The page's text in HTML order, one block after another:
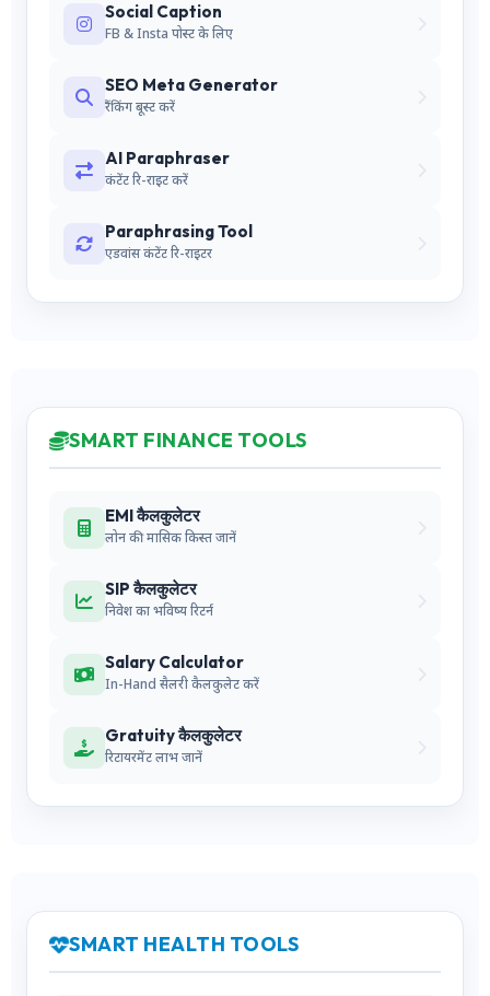
Social Caption
FB & Insta पोस्ट के लिए
SEO Meta Generator
रैंकिंग बूस्ट करें
AI Paraphraser
कंटेंट रि-राइट करें
Paraphrasing Tool
एडवांस कंटेंट रि-राइटर
SMART FINANCE TOOLS
EMI कैलकुलेटर
लोन की मासिक किस्त जानें
SIP कैलकुलेटर
निवेश का भविष्य रिटर्न
Salary Calculator
In-Hand सैलरी कैलकुलेट करें
Gratuity कैलकुलेटर
रिटायरमेंट लाभ जानें
SMART HEALTH TOOLS